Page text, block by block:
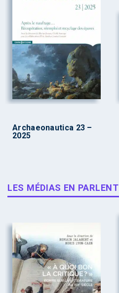
Archaeonautica 23 –
2025
LES MÉDIAS EN PARLENT